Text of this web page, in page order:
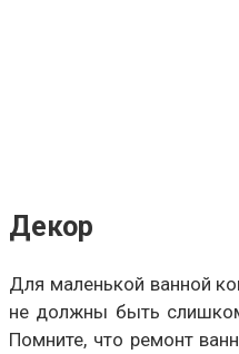
Декор
Для маленькой ванной
не должны быть
Помните, что ремонт